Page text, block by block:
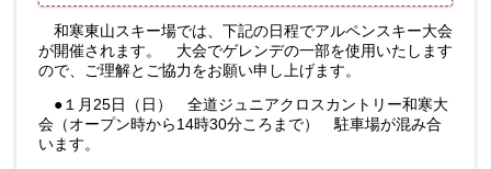
和寒東山スキー場では、下記の日程でアルペンスキー大会
が開催されます。 大会でゲレンデの一部を使用いたします
ので、ご理解とご協力をお願い申し上げます。
●１月25日（日） 全道ジュニアクロスカントリー和寒大
会（オープン時から14時30分ころまで） 駐車場が混み合
います。